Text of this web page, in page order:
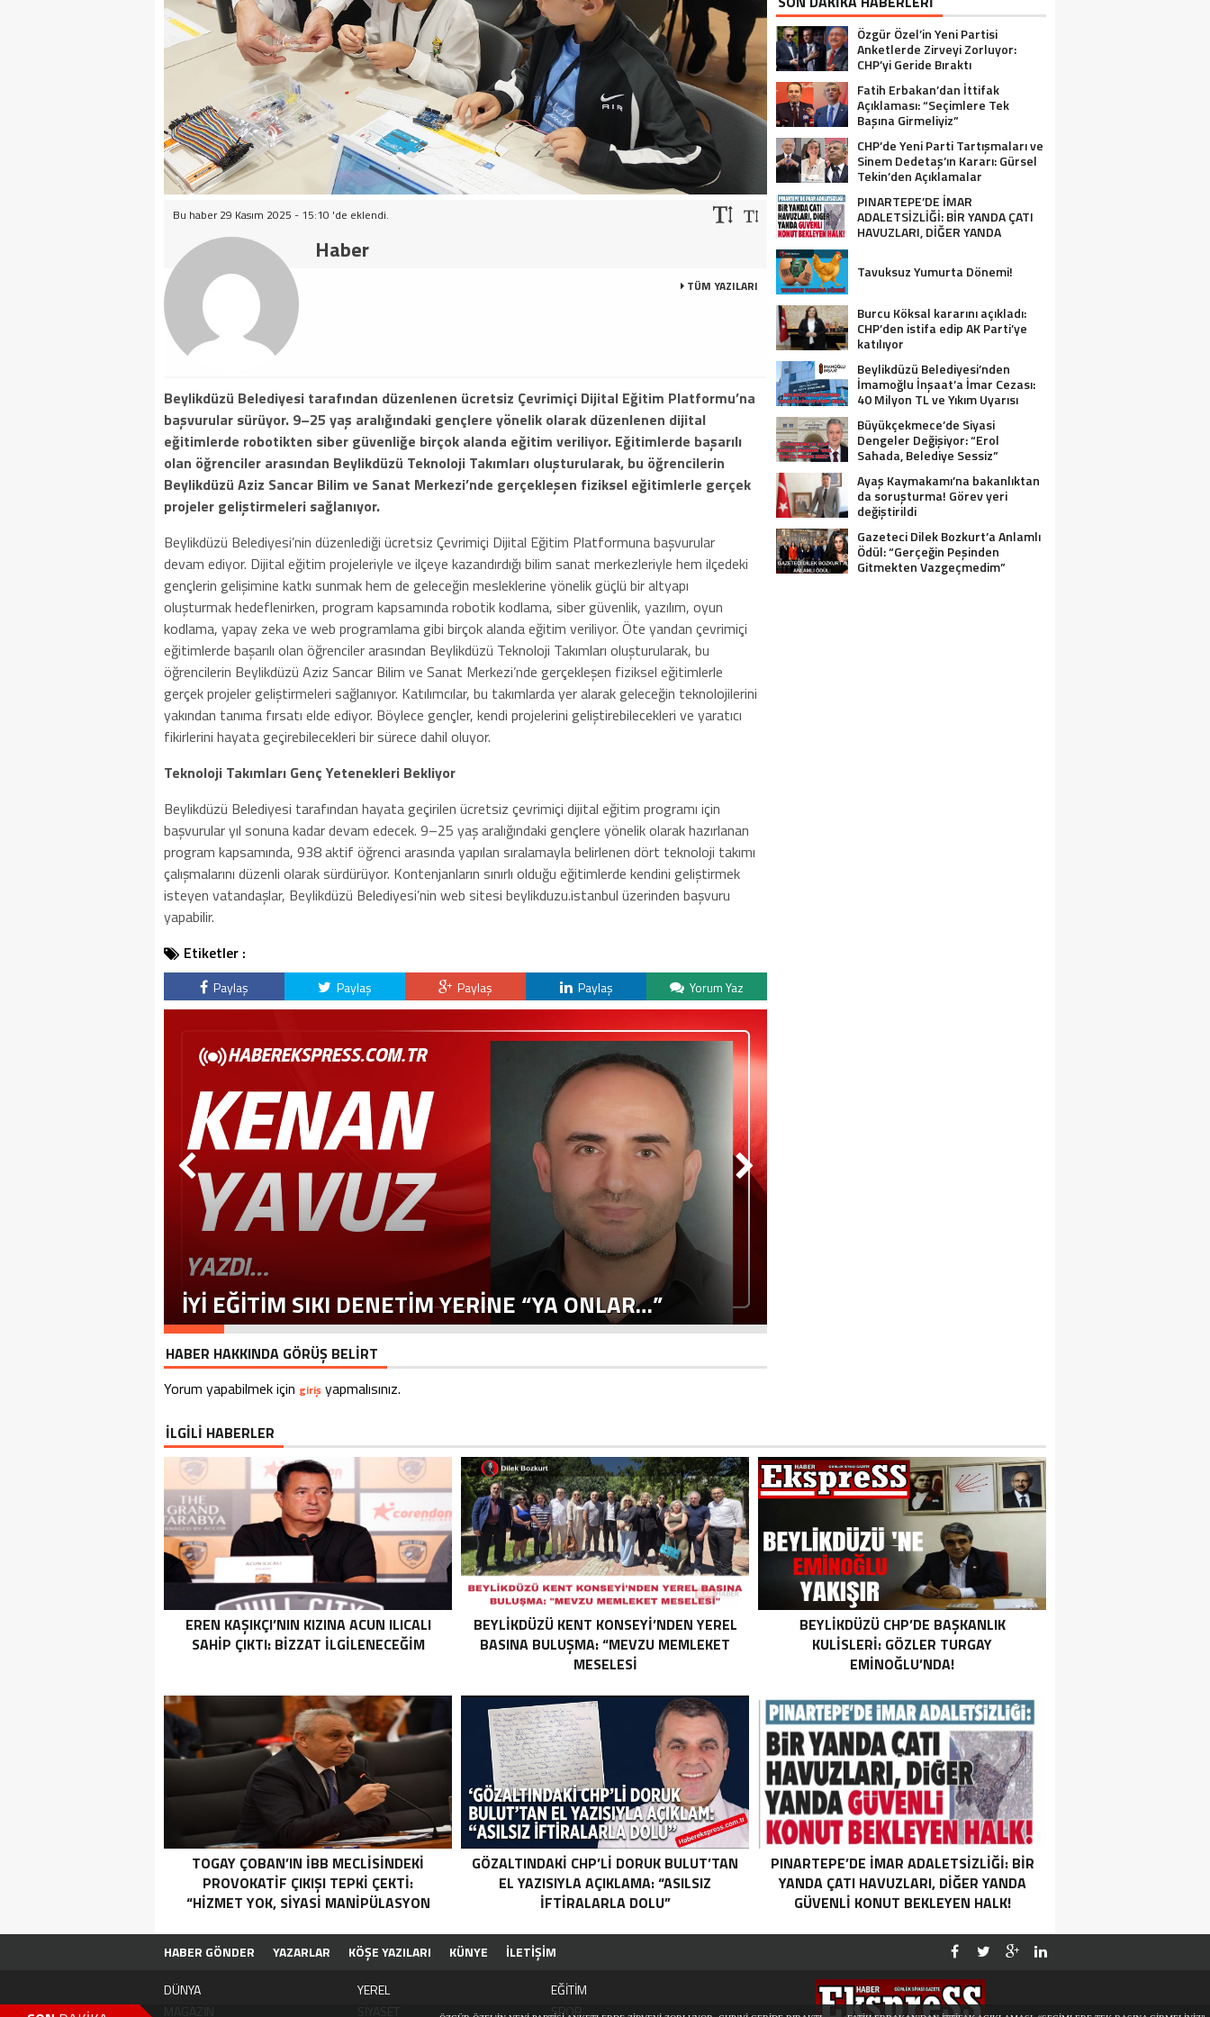
Bu haber 29 Kasım 2025 - 15:10 'de eklendi.
Haber
TÜM YAZILARI
Beylikdüzü Belediyesi tarafından düzenlenen ücretsiz Çevrimiçi Dijital Eğitim Platformu’na
başvurular sürüyor. 9–25 yaş aralığındaki gençlere yönelik olarak düzenlenen dijital
eğitimlerde robotikten siber güvenliğe birçok alanda eğitim veriliyor. Eğitimlerde başarılı
olan öğrenciler arasından Beylikdüzü Teknoloji Takımları oluşturularak, bu öğrencilerin
Beylikdüzü Aziz Sancar Bilim ve Sanat Merkezi’nde gerçekleşen fiziksel eğitimlerle gerçek
projeler geliştirmeleri sağlanıyor.
Beylikdüzü Belediyesi’nin düzenlediği ücretsiz Çevrimiçi Dijital Eğitim Platformuna başvurular
devam ediyor. Dijital eğitim projeleriyle ve ilçeye kazandırdığı bilim sanat merkezleriyle hem ilçedeki
gençlerin gelişimine katkı sunmak hem de geleceğin mesleklerine yönelik güçlü bir altyapı
oluşturmak hedeflenirken, program kapsamında robotik kodlama, siber güvenlik, yazılım, oyun
kodlama, yapay zeka ve web programlama gibi birçok alanda eğitim veriliyor. Öte yandan çevrimiçi
eğitimlerde başarılı olan öğrenciler arasından Beylikdüzü Teknoloji Takımları oluşturularak, bu
öğrencilerin Beylikdüzü Aziz Sancar Bilim ve Sanat Merkezi’nde gerçekleşen fiziksel eğitimlerle
gerçek projeler geliştirmeleri sağlanıyor. Katılımcılar, bu takımlarda yer alarak geleceğin teknolojilerini
yakından tanıma fırsatı elde ediyor. Böylece gençler, kendi projelerini geliştirebilecekleri ve yaratıcı
fikirlerini hayata geçirebilecekleri bir sürece dahil oluyor.
Teknoloji Takımları Genç Yetenekleri Bekliyor
Beylikdüzü Belediyesi tarafından hayata geçirilen ücretsiz çevrimiçi dijital eğitim programı için
başvurular yıl sonuna kadar devam edecek. 9–25 yaş aralığındaki gençlere yönelik olarak hazırlanan
program kapsamında, 938 aktif öğrenci arasında yapılan sıralamayla belirlenen dört teknoloji takımı
çalışmalarını düzenli olarak sürdürüyor. Kontenjanların sınırlı olduğu eğitimlerde kendini geliştirmek
isteyen vatandaşlar, Beylikdüzü Belediyesi’nin web sitesi beylikduzu.istanbul üzerinden başvuru
yapabilir.
Etiketler :
Paylaş Paylaş Paylaş Paylaş Yorum Yaz
İYI EĞITIM SIKI DENETIM YERINE “YA ONLAR…”
HABER HAKKINDA GÖRÜŞ BELİRT
Yorum yapabilmek için giriş yapmalısınız.
Özgür Özel’in Yeni Partisi
Anketlerde Zirveyi Zorluyor:
CHP’yi Geride Bıraktı
Fatih Erbakan’dan İttifak
Açıklaması: “Seçimlere Tek
Başına Girmeliyiz”
CHP’de Yeni Parti Tartışmaları ve
Sinem Dedetaş’ın Kararı: Gürsel
Tekin’den Açıklamalar
PINARTEPE’DE İMAR
ADALETSİZLİĞİ: BİR YANDA ÇATI
HAVUZLARI, DİĞER YANDA
Tavuksuz Yumurta Dönemi!
Burcu Köksal kararını açıkladı:
CHP’den istifa edip AK Parti’ye
katılıyor
Beylikdüzü Belediyesi’nden
İmamoğlu İnşaat’a İmar Cezası:
40 Milyon TL ve Yıkım Uyarısı
Büyükçekmece’de Siyasi
Dengeler Değişiyor: “Erol
Sahada, Belediye Sessiz”
Ayaş Kaymakamı’na bakanlıktan
da soruşturma! Görev yeri
değiştirildi
Gazeteci Dilek Bozkurt’a Anlamlı
Ödül: “Gerçeğin Peşinden
Gitmekten Vazgeçmedim”
İLGİLİ HABERLER
EREN KAŞIKÇI’NIN KIZINA ACUN ILICALI
SAHIP ÇIKTI: BIZZAT ILGILENECEĞIM
BEYLİKDÜZÜ KENT KONSEYİ’NDEN YEREL
BASINA BULUŞMA: “MEVZU MEMLEKET
MESELESİ
BEYLIKDÜZÜ CHP’DE BAŞKANLIK
KULISLERI: GÖZLER TURGAY
EMINOĞLU’NDA!
TOGAY ÇOBAN’IN İBB MECLISINDEKI
PROVOKATIF ÇIKIŞI TEPKI ÇEKTI:
“HIZMET YOK, SIYASI MANIPÜLASYON
GÖZALTINDAKI CHP’LI DORUK BULUT’TAN
EL YAZISIYLA AÇIKLAMA: “ASILSIZ
İFTIRALARLA DOLU”
PINARTEPE’DE İMAR ADALETSİZLİĞİ: BİR
YANDA ÇATI HAVUZLARI, DİĞER YANDA
GÜVENLİ KONUT BEKLEYEN HALK!
HABER GÖNDER YAZARLAR KÖŞE YAZILARI KÜNYE
İLETİŞİM
DÜNYA
YEREL
EĞİTİM
SPOR